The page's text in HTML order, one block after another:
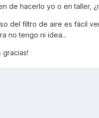
de hacerlo yo o en taller,
del filtro de aire es fácil
no tengo ni idea...
gracias!